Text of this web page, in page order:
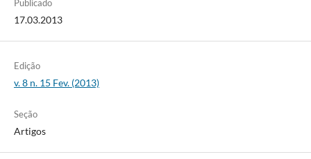
Publicado
17.03.2013
Edição
v. 8 n. 15 Fev. (2013)
Seção
Artigos